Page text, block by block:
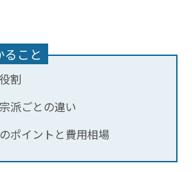
ること
割
派ごとの違い
ポイントと費用相場